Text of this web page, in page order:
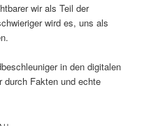
wir als Teil der
wird es, uns als
in den digitalen
durch Fakten und echte